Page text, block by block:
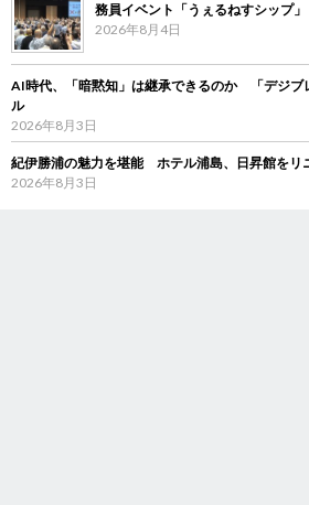
務員イベント「うぇるねすシップ」
2026年8月4日
AI時代、「暗黙知」は継承できるのか 「デジブ
ル
2026年8月3日
紀伊勝浦の魅力を堪能 ホテル浦島、日昇館をリ
2026年8月3日